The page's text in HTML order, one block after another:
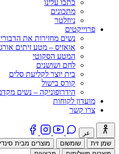
כתבו עלינו
מתכונים
ניוזלטר
פרוייקטים
נשים מחזירות את
אואזיס – מטע זיתים
המטע הסקוטי
לחם ושושנים
בית יוצר לקליעת סלים
קורס בישול
הידרופוניקה – נשים
מועדון לקוחות
צרו קשר
عر
שמן זית
שומשום מוצרים מבית